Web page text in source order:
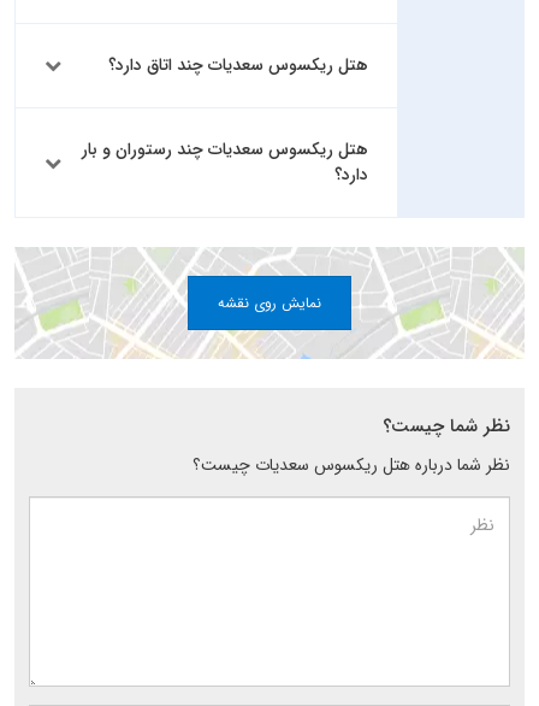
هتل ریکسوس سعدیات چند اتاق دارد؟
هتل ریکسوس سعدیات چند رستوران و بار
دارد؟
نمایش روی نقشه
نظر شما چیست؟
نظر شما درباره هتل ریکسوس سعدیات چیست؟